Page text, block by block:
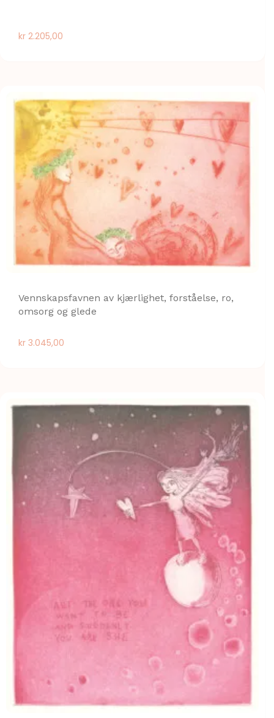
kr 2.205,00
Vennskapsfavnen av kjærlighet, forståelse, ro,
omsorg og glede
kr 3.045,00